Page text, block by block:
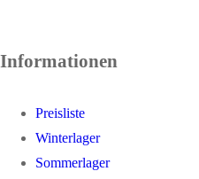
Informationen
Preisliste
Winterlager
Sommerlager